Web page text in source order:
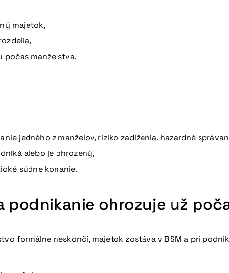
majetok,
manželstva.
jedného z manželov, riziko zadlženia, hazardné
alebo je ohrozený,
súdne konanie.
podnikanie ohrozuje už
formálne neskončí, majetok zostáva v BSM a pri